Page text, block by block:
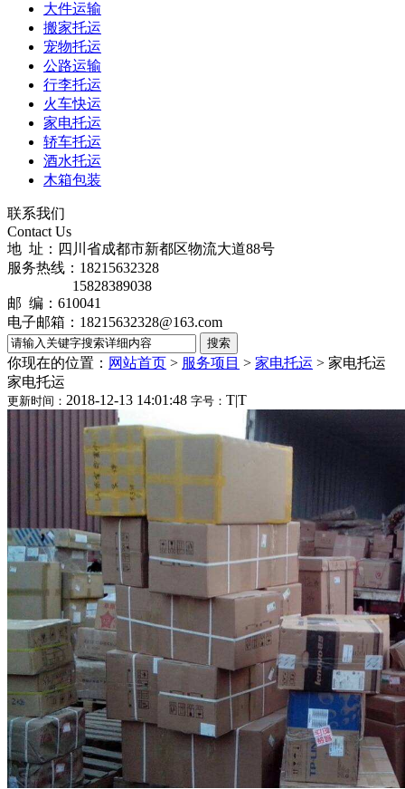
大件运输
搬家托运
宠物托运
公路运输
行李托运
火车快运
家电托运
轿车托运
酒水托运
木箱包装
联系我们
Contact Us
地 址：四川省成都市新都区物流大道88号
服务热线：18215632328
15828389038
邮 编：610041
电子邮箱：18215632328@163.com
你现在的位置： 网站首页 > 服务项目 > 家电托运 > 家电托运
家电托运
更新时间： 2018-12-13 14:01:48 字号： T|T